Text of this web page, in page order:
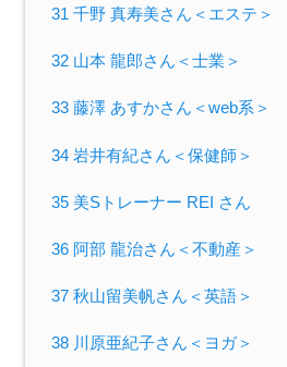
31 千野 真寿美さん＜エステ＞
32 山本 龍郎さん＜士業＞
33 藤澤 あすかさん＜web系＞
34 岩井有紀さん＜保健師＞
35 美Sトレーナー REI さん
36 阿部 龍治さん＜不動産＞
37 秋山留美帆さん＜英語＞
38 川原亜紀子さん＜ヨガ＞